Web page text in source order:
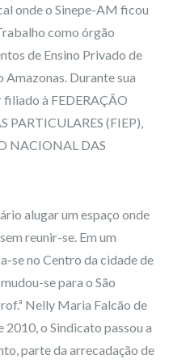
onde o Sinepe-AM ficou
como órgão
de Ensino Privado de
Durante sua
filiado à FEDERAÇÃO
PARTICULARES (FIEP),
NACIONAL DAS
alugar um espaço onde
reunir-se. Em um
se no Centro da cidade de
se para o São
Nelly Maria Falcão de
2010, o Sindicato passou a
parte da arrecadação de